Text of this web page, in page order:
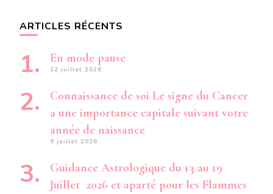
ARTICLES RÉCENTS
En mode pause
12 juillet 2026
Connaissance de soi Le signe du Cancer
a une importance capitale suivant votre
année de naissance
9 juillet 2026
Guidance Astrologique du 13 au 19
Juillet 2026 et aparté pour les Flammes